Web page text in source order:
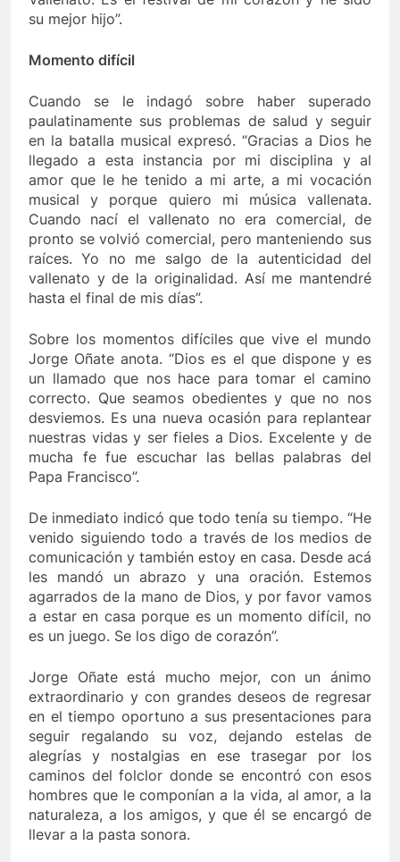
su mejor hijo”.
Momento difícil
Cuando se le indagó sobre haber superado
paulatinamente sus problemas de salud y seguir
en la batalla musical expresó. “Gracias a Dios he
llegado a esta instancia por mi disciplina y al
amor que le he tenido a mi arte, a mi vocación
musical y porque quiero mi música vallenata.
Cuando nací el vallenato no era comercial, de
pronto se volvió comercial, pero manteniendo sus
raíces. Yo no me salgo de la autenticidad del
vallenato y de la originalidad. Así me mantendré
hasta el final de mis días”.
Sobre los momentos difíciles que vive el mundo
Jorge Oñate anota. “Dios es el que dispone y es
un llamado que nos hace para tomar el camino
correcto. Que seamos obedientes y que no nos
desviemos. Es una nueva ocasión para replantear
nuestras vidas y ser fieles a Dios. Excelente y de
mucha fe fue escuchar las bellas palabras del
Papa Francisco”.
De inmediato indicó que todo tenía su tiempo. “He
venido siguiendo todo a través de los medios de
comunicación y también estoy en casa. Desde acá
les mandó un abrazo y una oración. Estemos
agarrados de la mano de Dios, y por favor vamos
a estar en casa porque es un momento difícil, no
es un juego. Se los digo de corazón”.
Jorge Oñate está mucho mejor, con un ánimo
extraordinario y con grandes deseos de regresar
en el tiempo oportuno a sus presentaciones para
seguir regalando su voz, dejando estelas de
alegrías y nostalgias en ese trasegar por los
caminos del folclor donde se encontró con esos
hombres que le componían a la vida, al amor, a la
naturaleza, a los amigos, y que él se encargó de
llevar a la pasta sonora.